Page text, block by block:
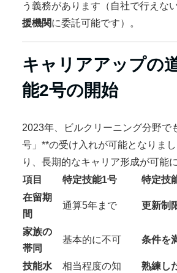
う義務があります（自社で行えな
援機関に委託可能です）。
キャリアアップの
能2号の開始
2023年、ビルクリーニング分野で
号」**の受け入れが可能となりま
り、長期的なキャリア形成が可能
項目
特定技能1号
特定技
在留期
間
通算5年まで 更新制
家族の
帯同
基本的に不可 条件を
技能水 相当程度の知 熟練し